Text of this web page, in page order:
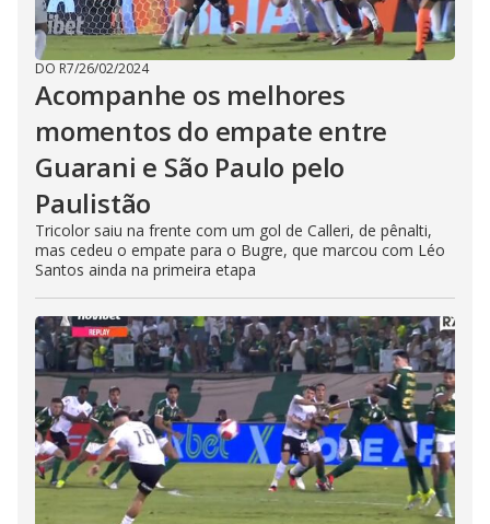
DO R7/26/02/2024
Acompanhe os melhores
momentos do empate entre
Guarani e São Paulo pelo
Paulistão
Tricolor saiu na frente com um gol de Calleri, de pênalti,
mas cedeu o empate para o Bugre, que marcou com Léo
Santos ainda na primeira etapa